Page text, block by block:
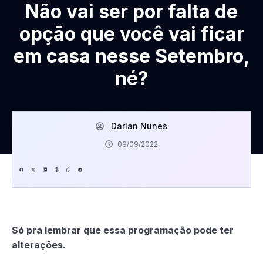
Não vai ser por falta de
opção que você vai ficar
em casa nesse Setembro,
né?
Darlan Nunes
09/09/2022
Só pra lembrar que essa programação pode ter
alterações.